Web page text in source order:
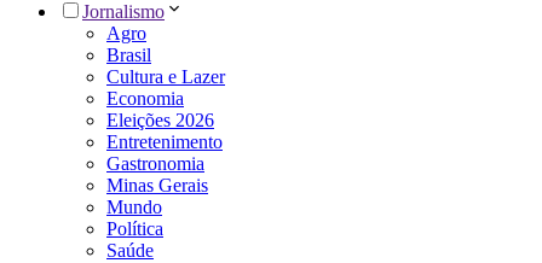
Jornalismo
Agro
Brasil
Cultura e Lazer
Economia
Eleições 2026
Entretenimento
Gastronomia
Minas Gerais
Mundo
Política
Saúde